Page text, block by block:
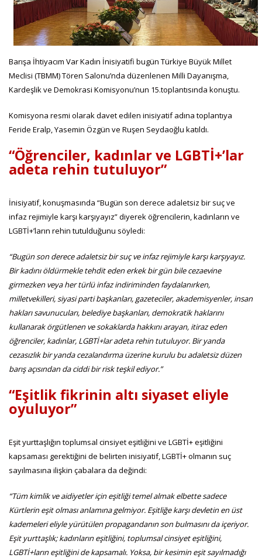
Barışa İhtiyacım Var Kadın İnisiyatifi bugün Türkiye Büyük Millet
Meclisi (TBMM) Tören Salonu’nda düzenlenen Milli Dayanışma,
Kardeşlik ve Demokrasi Komisyonu’nun 15.toplantısında konuştu.
Komisyona resmi olarak davet edilen inisiyatif adına toplantıya
Feride Eralp, Yasemin Özgün ve Ruşen Seydaoğlu katıldı.
“Öğrenciler, kadınlar ve LGBTİ+’lar
adeta rehin tutuluyor”
İnisiyatif, konuşmasında “Bugün son derece adaletsiz bir suç ve
infaz rejimiyle karşı karşıyayız” diyerek öğrencilerin, kadınların ve
LGBTİ+’ların rehin tutulduğunu söyledi:
“Bugün son derece adaletsiz bir suç ve infaz rejimiyle karşı karşıyayız.
Bir kadını öldürmekle tehdit eden erkek bir gün bile cezaevine
girmezken veya her türlü infaz indiriminden faydalanırken,
milletvekilleri, siyasi parti başkanları, gazeteciler, akademisyenler, insan
hakları savunucuları, belediye başkanları, demokratik haklarını
kullanarak örgütlenen ve sokaklarda hakkını arayan, itiraz eden
öğrenciler, kadınlar, LGBTİ+lar adeta rehin tutuluyor. Bir yanda
cezasızlık bir yanda cezalandırma üzerine kurulu bu adaletsiz düzen
barış açısından da ciddi bir risk teşkil ediyor.”
“Eşitlik fikrinin altı siyaset eliyle
oyuluyor”
Eşit yurttaşlığın toplumsal cinsiyet eşitliğini ve LGBTİ+ eşitliğini
kapsaması gerektiğini de belirten inisiyatif, LGBTİ+ olmanın suç
sayılmasına ilişkin çabalara da değindi:
“Tüm kimlik ve aidiyetler için eşitliği temel almak elbette sadece
Kürtlerin eşit olması anlamına gelmiyor. Eşitliğe karşı devletin en üst
kademeleri eliyle yürütülen propagandanın son bulmasını da içeriyor.
Eşit yurttaşlık; kadınların eşitliğini, toplumsal cinsiyet eşitliğini,
LGBTİ+ların eşitliğini de kapsamalı. Yoksa, bir kesimin eşit sayılmadığı